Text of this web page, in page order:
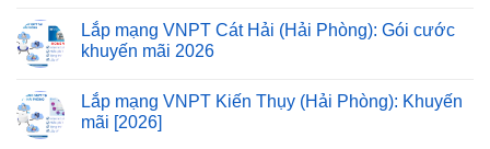
Lắp mạng VNPT Cát Hải (Hải Phòng): Gói cước
khuyến mãi 2026
Lắp mạng VNPT Kiến Thụy (Hải Phòng): Khuyến
mãi [2026]